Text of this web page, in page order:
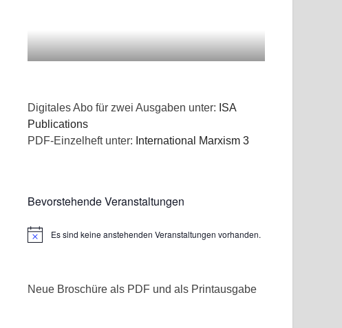
Digitales Abo für zwei Ausgaben unter: ISA
Publications
PDF-Einzelheft unter: International Marxism 3
Bevorstehende Veranstaltungen
HinweisEs sind keine anstehenden Veranstaltungen vorhanden.
Neue Broschüre als PDF und als Printausgabe